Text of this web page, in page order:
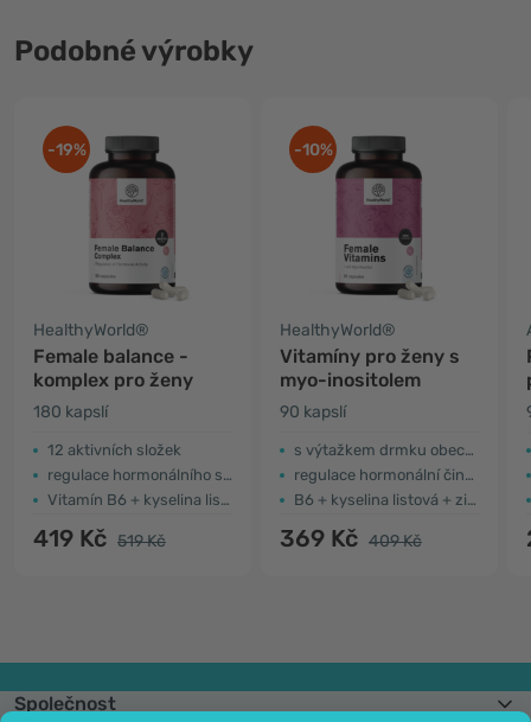
Podobné výrobky
-19%
HealthyWorld®
Female balance -
komplex pro ženy
180 kapslí
12 aktivních složek
regulace hormonálního systému
Vitamín B6 + kyselina listová + zinek
419 Kč 519 Kč
-10%
HealthyWorld®
Vitamíny pro ženy s
myo-inositolem
90 kapslí
s výtažkem drmku obecného
regulace hormonální činnosti
B6 + kyselina listová + zinek
369 Kč 409 Kč
Společnost